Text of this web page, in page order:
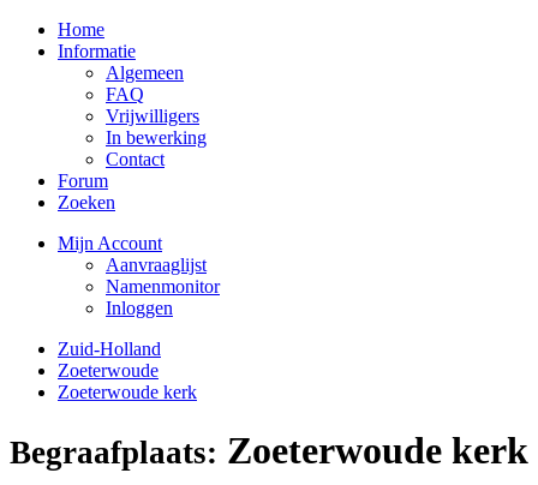
Home
Informatie
Algemeen
FAQ
Vrijwilligers
In bewerking
Contact
Forum
Zoeken
Mijn Account
Aanvraaglijst
Namenmonitor
Inloggen
Zuid-Holland
Zoeterwoude
Zoeterwoude kerk
Begraafplaats: Zoeterwoude kerk